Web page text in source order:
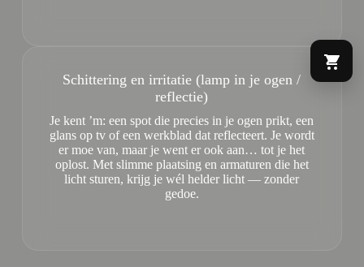
Schittering en irritatie (lamp in je ogen /
reflectie)
Je kent ’m: een spot die precies in je ogen prikt, een
glans op tv of een werkblad dat reflecteert. Je wordt
er moe van, maar je went er ook aan… tot je het
oplost. Met slimme plaatsing en armaturen die het
licht sturen, krijg je wél helder licht — zonder
gedoe.